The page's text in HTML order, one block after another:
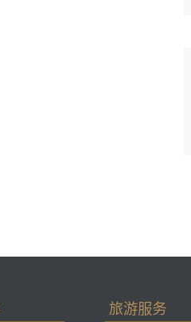
旅游服务